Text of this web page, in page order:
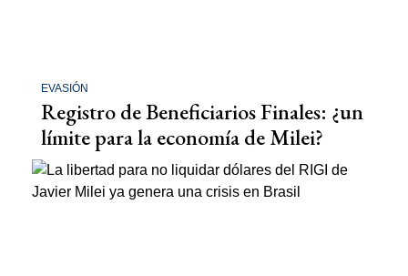
EVASIÓN
Registro de Beneficiarios Finales: ¿un
límite para la economía de Milei?